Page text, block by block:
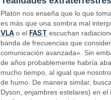
Platón nos enseña que lo que
es más que una sombra mal
VLA o el FAST escuchan
banda de frecuencias que
comunicación avanzada». Sin
de años probablemente habría
mucho tiempo, al igual que
de humo. De manera similar,
Dyson, enjambres estelares) en